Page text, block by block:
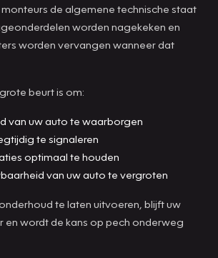
de algemene technische staat
worden nagekeken en
worden vervangen wanneer dat
beurt is om:
van uw auto te waarborgen
te signaleren
optimaal te houden
van uw auto te vergroten
te laten uitvoeren, blijft uw
en wordt de kans op pech onderweg